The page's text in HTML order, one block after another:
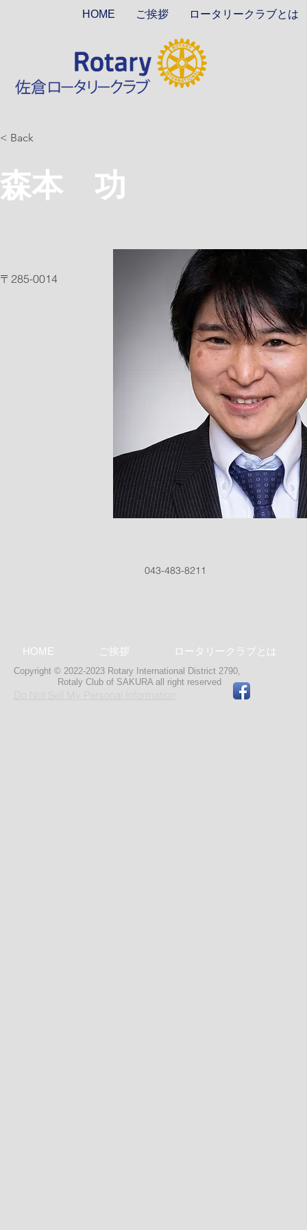
HOME ご挨拶 ロータリークラブとは
< Back
森本 功
〒285-0014
043-483-8211
HOME ご挨拶 ロータリークラブとは
Copyright © 2022-2023 Rotary International District 2790,
Rotaly Club of SAKURA all right reserved